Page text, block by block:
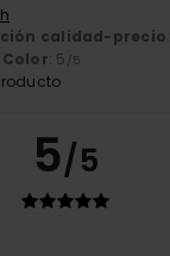
calidad-precio
Color: 5 /5
5/5